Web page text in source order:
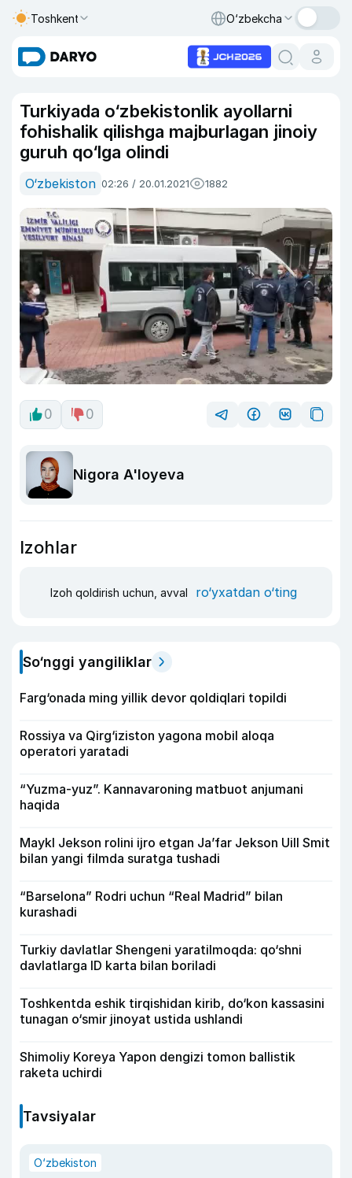
Toshkent O‘zbekcha
Turkiyada o‘zbekistonlik ayollarni
fohishalik qilishga majburlagan jinoiy
guruh qo‘lga olindi
O‘zbekiston 02:26 / 20.01.2021 1882
0 0
Nigora A'loyeva
Izohlar
Izoh qoldirish uchun, avval ro‘yxatdan o‘ting
So‘nggi yangiliklar
Farg‘onada ming yillik devor qoldiqlari topildi
Rossiya va Qirg‘iziston yagona mobil aloqa
operatori yaratadi
“Yuzma-yuz”. Kannavaroning matbuot anjumani
haqida
Maykl Jekson rolini ijro etgan Ja’far Jekson Uill Smit
bilan yangi filmda suratga tushadi
“Barselona” Rodri uchun “Real Madrid” bilan
kurashadi
Turkiy davlatlar Shengeni yaratilmoqda: qo‘shni
davlatlarga ID karta bilan boriladi
Toshkentda eshik tirqishidan kirib, do‘kon kassasini
tunagan o‘smir jinoyat ustida ushlandi
Shimoliy Koreya Yapon dengizi tomon ballistik
raketa uchirdi
Tavsiyalar
O‘zbekiston